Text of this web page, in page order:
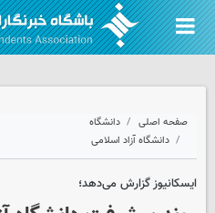
صفحه اصلی
دانشگاه
دانشگاه آزاد اسلامی
ایسکانیوز گزارش می‌دهد؛